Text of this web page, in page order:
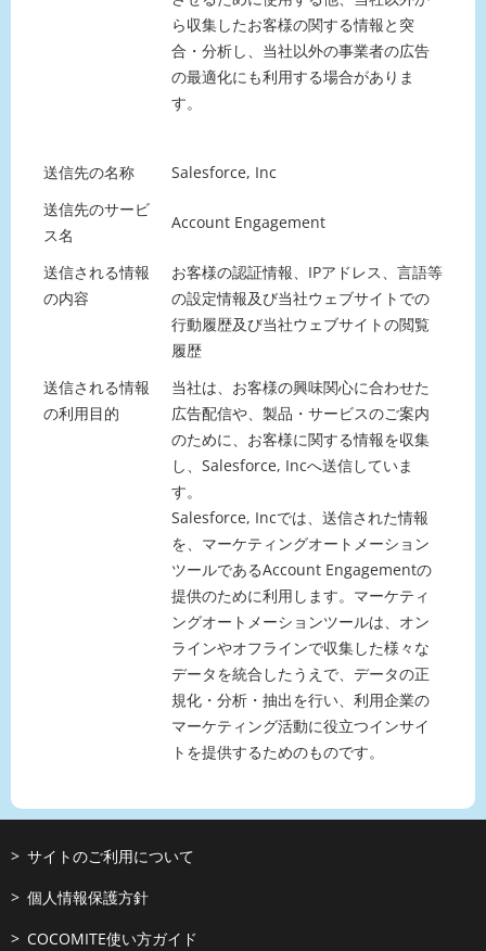
ら収集したお客様の関する情報と突
合・分析し、当社以外の事業者の広告
の最適化にも利用する場合がありま
す。
送信先の名称
Salesforce, Inc
送信先のサービ
ス名
Account Engagement
送信される情報
の内容
お客様の認証情報、IPアドレス、言語等
の設定情報及び当社ウェブサイトでの
行動履歴及び当社ウェブサイトの閲覧
履歴
送信される情報
の利用目的
当社は、お客様の興味関心に合わせた
広告配信や、製品・サービスのご案内
のために、お客様に関する情報を収集
し、Salesforce, Incへ送信していま
す。
Salesforce, Incでは、送信された情報
を、マーケティングオートメーション
ツールであるAccount Engagementの
提供のために利用します。マーケティ
ングオートメーションツールは、オン
ラインやオフラインで収集した様々な
データを統合したうえで、データの正
規化・分析・抽出を行い、利用企業の
マーケティング活動に役立つインサイ
トを提供するためのものです。
サイトのご利用について
個人情報保護方針
COCOMITE使い方ガイド